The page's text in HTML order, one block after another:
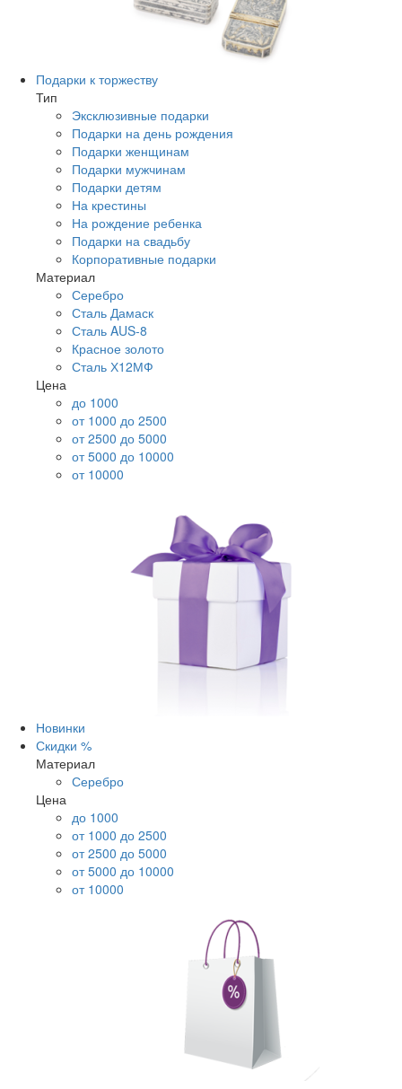
Подарки к торжеству
Тип
Эксклюзивные подарки
Подарки на день рождения
Подарки женщинам
Подарки мужчинам
Подарки детям
На крестины
На рождение ребенка
Подарки на свадьбу
Корпоративные подарки
Материал
Серебро
Сталь Дамаск
Сталь AUS-8
Красное золото
Сталь Х12МФ
Цена
до 1000
от 1000 до 2500
от 2500 до 5000
от 5000 до 10000
от 10000
Новинки
Скидки %
Материал
Серебро
Цена
до 1000
от 1000 до 2500
от 2500 до 5000
от 5000 до 10000
от 10000